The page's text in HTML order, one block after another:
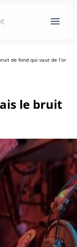
de fond qui vaut de l’or
le bruit